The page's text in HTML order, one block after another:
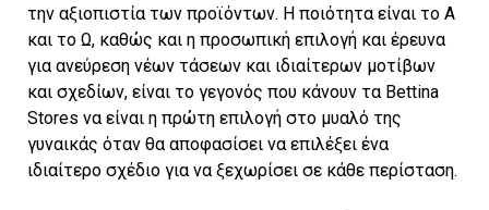
την αξιοπιστία των προϊόντων. Η ποιότητα είναι το Α
και το Ω, καθώς και η προσωπική επιλογή και έρευνα
για ανεύρεση νέων τάσεων και ιδιαίτερων μοτίβων
και σχεδίων, είναι το γεγονός που κάνουν τα Bettina
Stores να είναι η πρώτη επιλογή στο μυαλό της
γυναικάς όταν θα αποφασίσει να επιλέξει ένα
ιδιαίτερο σχέδιο για να ξεχωρίσει σε κάθε περίσταση.